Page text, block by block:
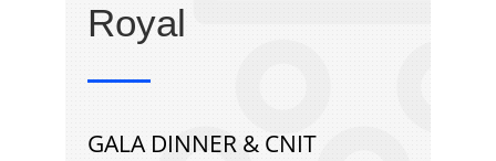
Royal
GALA DINNER & CNIT